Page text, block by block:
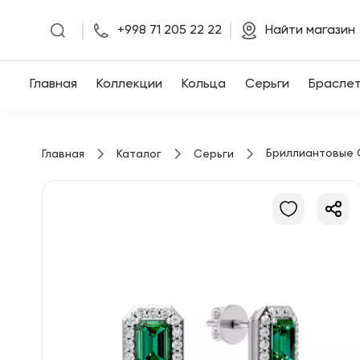
Главная
+998 71 205 22 22 Найти магазин
Главная Коллекции Кольца Серьги
Главная Каталог Серьги Бриллиантовые